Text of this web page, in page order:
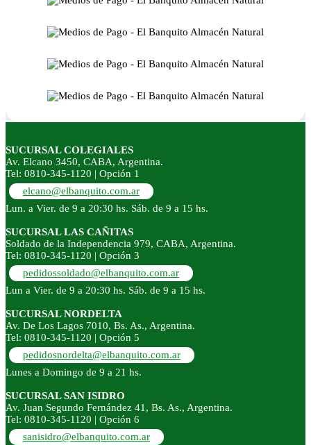
SUCURSAL COLEGIALES
Av. Elcano 3450, CABA, Argentina.
Tel: 0810-345-1120 | Opción 1
elcano@elbanquito.com.ar
Lun. a Vier. de 9 a 20:30 hs. Sáb. de 9 a 15 hs.
SUCURSAL LAS CAÑITAS
Soldado de la Independencia 979, CABA, Argentina.
Tel: 0810-345-1120 | Opción 3
pedidossoldado@elbanquito.com.ar
Lun a Vier. de 9 a 20:30 hs. Sáb. de 9 a 15 hs.
SUCURSAL NORDELTA
Av. De Los Lagos 7010, Bs. As., Argentina.
Tel: 0810-345-1120 | Opción 5
pedidosnordelta@elbanquito.com.ar
Lunes a Domingo de 9 a 21 hs.
SUCURSAL SAN ISIDRO
Av. Juan Segundo Fernández 41, Bs. As., Argentina.
Tel: 0810-345-1120 | Opción 6
sanisidro@elbanquito.com.ar